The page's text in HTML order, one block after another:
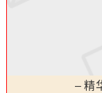
–精